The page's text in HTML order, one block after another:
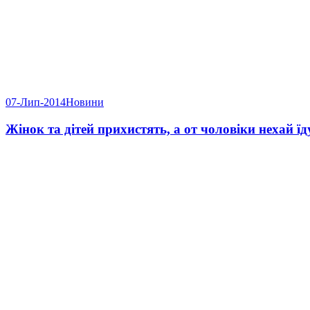
07-Лип-2014Новини
Жінок та дітей прихистять, а от чоловіки